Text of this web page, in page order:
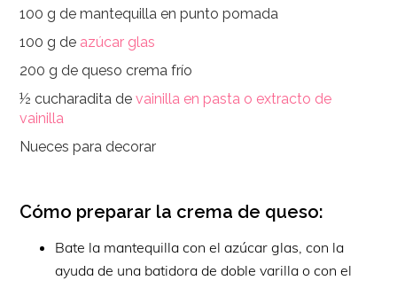
100 g de mantequilla en punto pomada
100 g de azúcar glas
200 g de queso crema frío
½ cucharadita devainilla en pasta o extracto de
vainilla
Nueces para decorar
Cómo preparar la crema de queso:
Bate la mantequilla con el azúcar glas, con la
ayuda de una batidora de doble varilla o con el